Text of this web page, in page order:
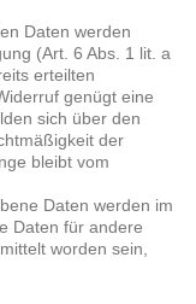
Daten werden
(Art. 6 Abs. 1 lit. a
erteilten
genügt eine
sich über den
der
bleibt vom
Daten werden im
Daten für andere
worden sein,